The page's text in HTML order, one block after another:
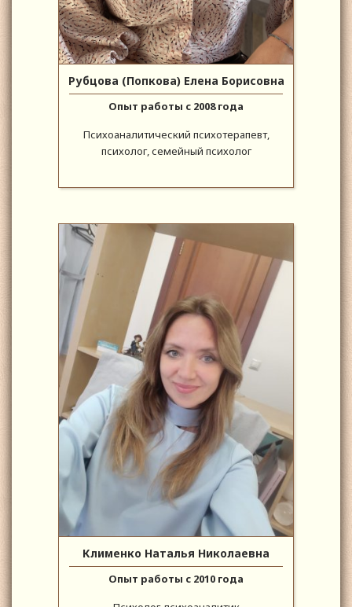
Рубцова (Попкова) Елена Борисовна
Опыт работы с 2008 года
Психоаналитический психотерапевт,
психолог, семейный психолог
Клименко Наталья Николаевна
Опыт работы с 2010 года